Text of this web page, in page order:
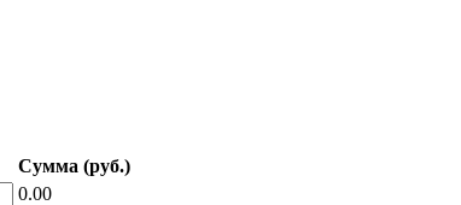
Сумма (руб.)
0.00